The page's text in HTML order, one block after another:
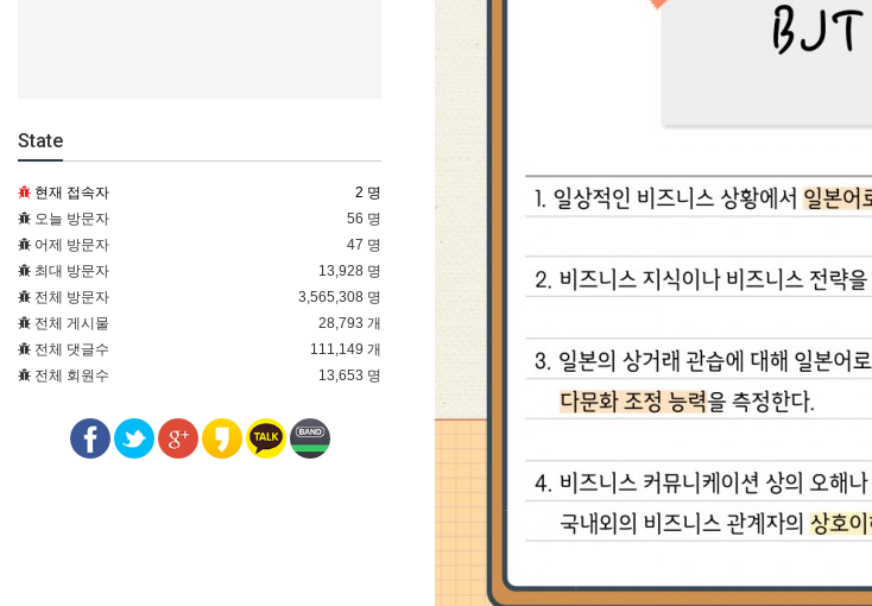
State
현재 접속자
2 명
오늘 방문자
56 명
어제 방문자
47 명
최대 방문자
13,928 명
전체 방문자
3,565,308 명
전체 게시물
28,793 개
전체 댓글수
111,149 개
전체 회원수
13,653 명